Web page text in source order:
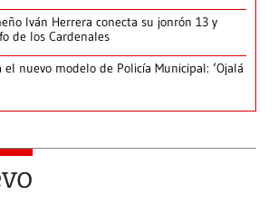
Iván Herrera conecta su jonrón 13 y
de los Cardenales
el nuevo modelo de Policía Municipal: ‘Ojalá